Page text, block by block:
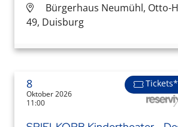
Bürgerhaus Neumühl, Otto-
49, Duisburg
8
Oktober 2026
11:00
Tickets*